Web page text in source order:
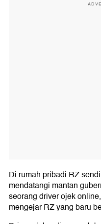
Di rumah pribadi RZ
mendatangi mantan
seorang driver ojek
mengejar RZ yang baru